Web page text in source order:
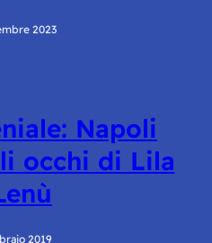
2023
Napoli
occhi di Lila
2019